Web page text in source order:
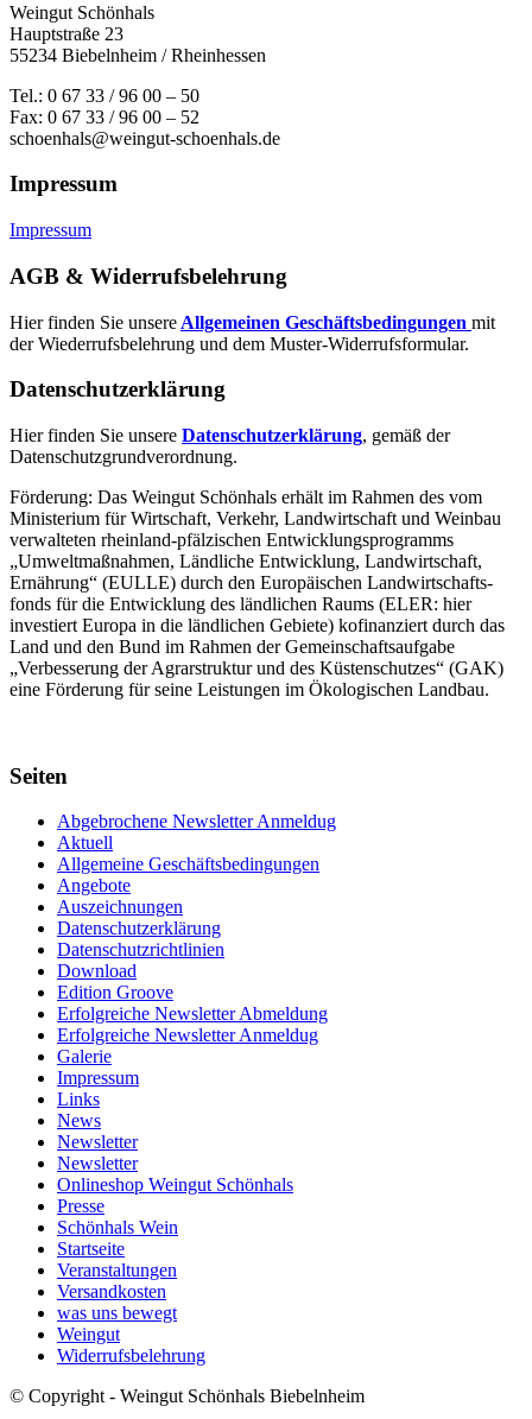
Weingut Schönhals
Hauptstraße 23
55234 Biebelnheim / Rheinhessen
Tel.: 0 67 33 / 96 00 – 50
Fax: 0 67 33 / 96 00 – 52
schoenhals@weingut-schoenhals.de
Impressum
Impressum
AGB & Widerrufsbelehrung
Hier finden Sie unsere Allgemeinen Geschäftsbedingungen mit
der Wiederrufsbelehrung und dem Muster-Widerrufsformular.
Datenschutzerklärung
Hier finden Sie unsere Datenschutzerklärung, gemäß der
Datenschutzgrundverordnung.
Förderung: Das Weingut Schönhals erhält im Rahmen des vom
Minis­terium für Wirtschaft, Verkehr, Land­wirt­schaft und Weinbau
verwal­teten rhein­land-pfälzischen Entwick­lungs­programms
„Umwelt­maßnahmen, Länd­liche Entwick­lung, Landwirt­schaft,
Ernährung“ (EULLE) durch den Euro­päischen Land­wirtschafts­
fonds für die Entwick­lung des länd­lichen Raums (ELER: hier
investiert Europa in die ländlichen Gebiete) kofinanziert durch das
Land und den Bund im Rahmen der Gemein­schafts­aufgabe
„Verbes­serung der Agrar­struktur und des Küsten­schutzes“ (GAK)
eine Förderung für seine Leis­tungen im Ökolo­gischen Landbau.
Seiten
Abgebrochene Newsletter Anmeldug
Aktuell
Allgemeine Geschäftsbedingungen
Angebote
Auszeichnungen
Datenschutzerklärung
Datenschutzrichtlinien
Download
Edition Groove
Erfolgreiche Newsletter Abmeldung
Erfolgreiche Newsletter Anmeldug
Galerie
Impressum
Links
News
Newsletter
Newsletter
Onlineshop Weingut Schönhals
Presse
Schönhals Wein
Startseite
Veranstaltungen
Versandkosten
was uns bewegt
Weingut
Widerrufsbelehrung
© Copyright - Weingut Schönhals Biebelnheim